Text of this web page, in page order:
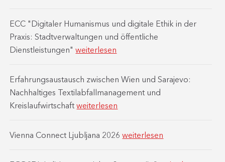
ECC "Digitaler Humanismus und digitale Ethik in der
Praxis: Stadtverwaltungen und öffentliche
Dienstleistungen"weiterlesen
Erfahrungsaustausch zwischen Wien und Sarajevo:
Nachhaltiges Textilabfallmanagement und
Kreislaufwirtschaftweiterlesen
Vienna Connect Ljubljana 2026weiterlesen